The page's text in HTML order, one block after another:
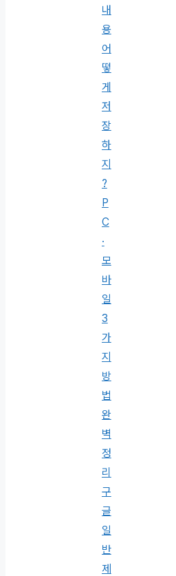
내
용
어
떻
게
저
장
하
지
?
P
C
·
모
바
일
3
가
지
방
법
완
벽
정
리
구
글
일
반
제